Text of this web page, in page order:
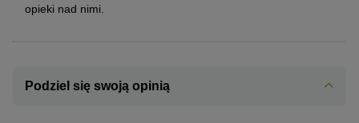
opieki nad nimi.
Podziel się swoją opinią